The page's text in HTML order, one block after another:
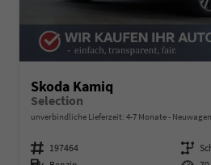
Skoda Kamiq
Selection
unverbindliche Lieferzeit: 4-7 Monate Neuwagen
Fahrzeugnummer 197464 Getriebe